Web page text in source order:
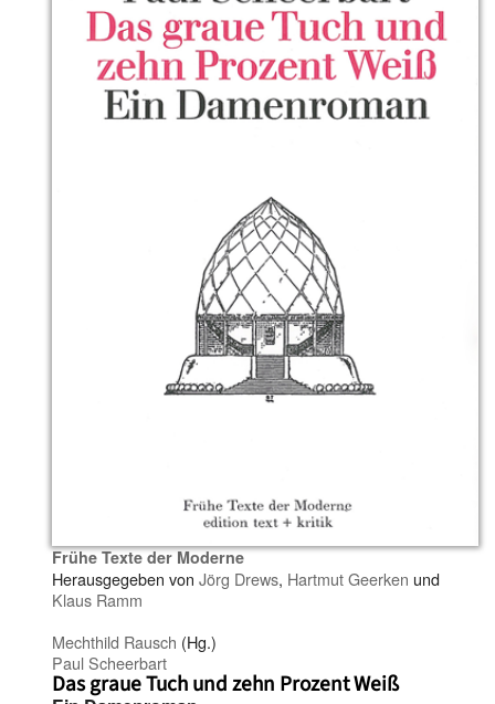
Frühe Texte der Moderne
Herausgegeben von Jörg Drews, Hartmut Geerken und
Klaus Ramm
Mechthild Rausch (Hg.)
Paul Scheerbart
Das graue Tuch und zehn Prozent Weiß